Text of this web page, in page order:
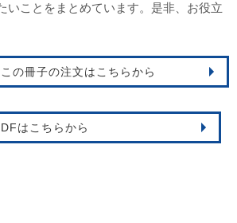
いことをまとめています。是非、お役立
この冊子の注文はこちらから
はこちらから